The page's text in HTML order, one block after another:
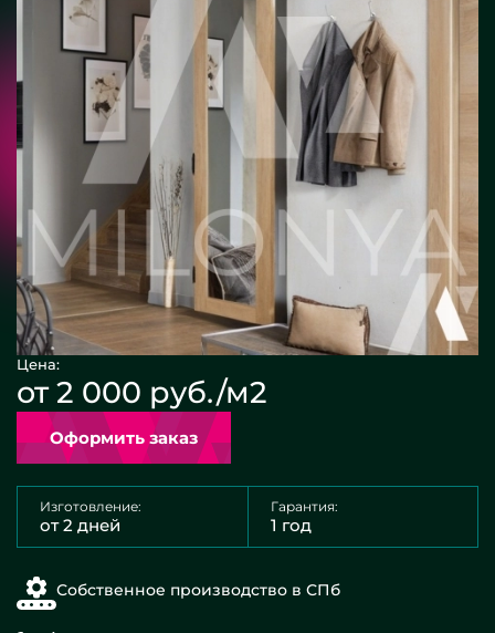
Цена:
от 2 000 руб./м2
Оформить заказ
Изготовление:
от 2 дней
Гарантия:
1 год
Собственное производство в СПб